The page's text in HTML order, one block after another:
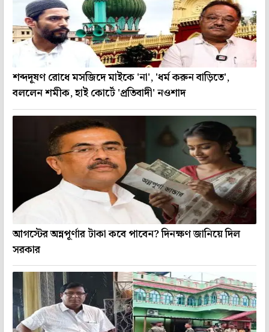
শব্দদূষণ রোধে মসজিদে মাইকে 'না', 'ধর্ম করুন বাড়িতে',
বললেন শমীক, হাই কোর্টে 'প্রতিবাদী' নওশাদ
আগস্টের অন্নপূর্ণার টাকা কবে পাবেন? দিনক্ষণ জানিয়ে দিল
সরকার